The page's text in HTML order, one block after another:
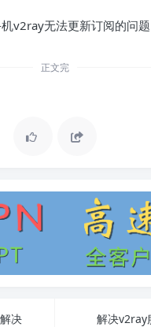
v2ray无法更新订阅的问
正文完
决 解决v2ray